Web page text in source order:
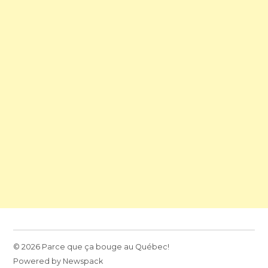
© 2026 Parce que ça bouge au Québec!
Powered by Newspack